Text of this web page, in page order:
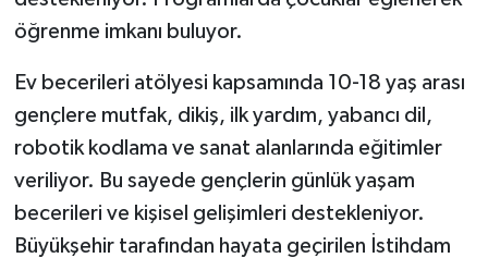
öğrenme imkanı buluyor.
Ev becerileri atölyesi kapsamında 10-18 yaş arası
gençlere mutfak, dikiş, ilk yardım, yabancı dil,
robotik kodlama ve sanat alanlarında eğitimler
veriliyor. Bu sayede gençlerin günlük yaşam
becerileri ve kişisel gelişimleri destekleniyor.
Büyükşehir tarafından hayata geçirilen İstihdam